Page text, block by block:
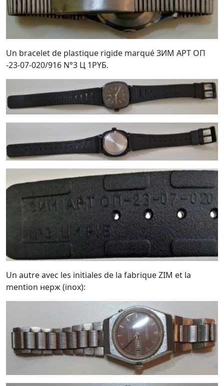
Un bracelet de plastique rigide marqué ЗИМ APT OП
-23-07-020/916 N°3 Ц 1PYБ.
Un autre avec les initiales de la fabrique ZIM et la
mention нерж (inox):